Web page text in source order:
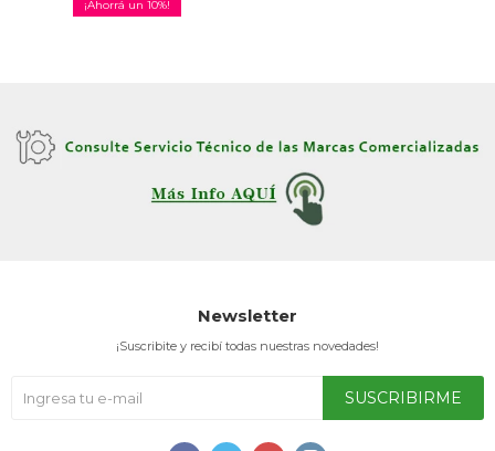
10
Newsletter
¡Suscribite y recibí todas nuestras novedades!
SUSCRIBIRME